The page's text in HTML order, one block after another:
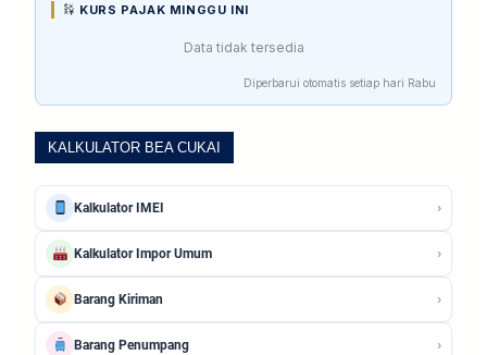
KURS PAJAK MINGGU INI
Data tidak tersedia
Diperbarui otomatis setiap hari Rabu
KALKULATOR BEA CUKAI
Kalkulator IMEI ›
Kalkulator Impor Umum ›
Barang Kiriman ›
Barang Penumpang ›